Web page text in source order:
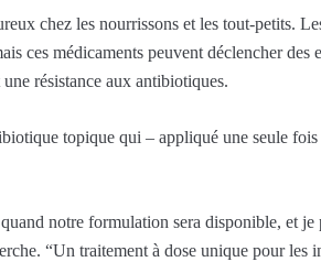
chez les nourrissons et les tout-petits.
ces médicaments peuvent déclencher des
résistance aux antibiotiques.
topique qui – appliqué une seule
notre formulation sera disponible, et
“Un traitement à dose unique pour les